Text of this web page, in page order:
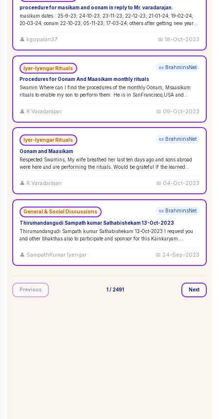
proceedure for masikam and oonam in reply to Mr. varadarajan.
masikam dates : 25-9-23; 24-10-23; 23-11-23; 22-12-23; 21-01-24; 19-02-24;
20-03-24; oonam 22-10-23; 05-11-23; 17-03-24; others after getting new year...
👤 kgopalan37 📅18-Oct-2023
Iyer-Iyengar Rituals 📜 BrahminsNet
Procedures for Oonam And Maasikam monthly rituals
Swamin Where can I find the procedures of the monthly Oonam, Msaasikam
rituals to enable my son to perform them. He is in SanFrancisco,USA and
👤 R.Varadarajan 📅 09-Oct-2023
Iyer-Iyengar Rituals 📜 BrahminsNet
Oonam and Maasikam
Respected Swamins, ​​​​​​My wife breathed her last ten days ago and sons abroad
were here and are performing the rituals. Would be grateful if the learned
👤 R.Varadarajan 📅 04-Oct-2023
General & Social Discussions 📜 BrahminsNet
Thirumandangudi Sampath kumar Sathabishekam 13-Oct-2023
Thirumandangudi Sampath kumar Sathabishekam 13-Oct-2023 I request you
and other bhakthas also to participate and sponsor for this Kainkaryam.
👤 SampathKumar Iyengar 📅 24-Sep-2023
Previous 1 / 2491 Next